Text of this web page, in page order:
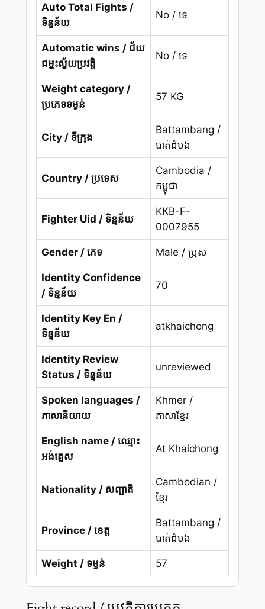
Auto Total Fights /
ទិន្នន័យ
No / ទេ
Automatic wins / ជ័យ
ជម្នះស្វ័យប្រវត្តិ
No / ទេ
Weight category /
ប្រភេទទម្ងន់
57 KG
City / ទីក្រុង
Battambang /
បាត់ដំបង
Country / ប្រទេស
Cambodia /
កម្ពុជា
Fighter Uid / ទិន្នន័យ
KKB-F-
0007955
Gender / ភេទ Male / ប្រុស
Identity Confidence
/ ទិន្នន័យ
70
Identity Key En /
ទិន្នន័យ
atkhaichong
Identity Review
Status / ទិន្នន័យ
unreviewed
Spoken languages /
ភាសានិយាយ
Khmer /
ភាសាខ្មែរ
English name / ឈ្មោះ
អង់គ្លេស
At Khaichong
Nationality / សញ្ជាតិ
Cambodian /
ខ្មែរ
Province / ខេត្ត
Battambang /
បាត់ដំបង
Weight / ទម្ងន់ 57